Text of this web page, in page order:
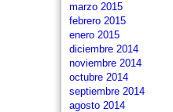
marzo 2015
febrero 2015
enero 2015
diciembre 2014
noviembre 2014
octubre 2014
septiembre 2014
agosto 2014